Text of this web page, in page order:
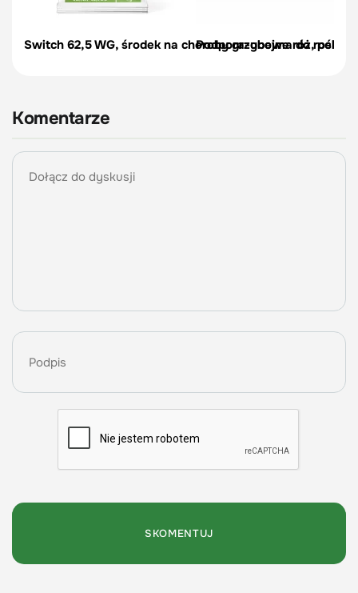
Switch 62,5 WG, środek na choroby grzybowe róż,
Podpora-obejma do roślin,
Komentarze